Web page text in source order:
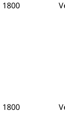
1800
1800